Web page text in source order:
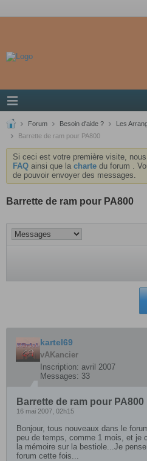
Forum Besoin d'aide ? Les
Barrette de ram pour PA800
Si ceci est votre première visite,
FAQ ainsi que la charte du forum .
de pouvoir envoyer des messages.
Barrette de ram pour PA800
kartel69
vAKancier
Inscription: avril 2007
Messages: 33
Barrette de ram pour PA800
16 mai 2007, 02h15
Bonjour, tous nouveaux dans le
peu de temps, comme 1 mois, et je
la mémoire sur la bestiole...Je
forum cette fois...